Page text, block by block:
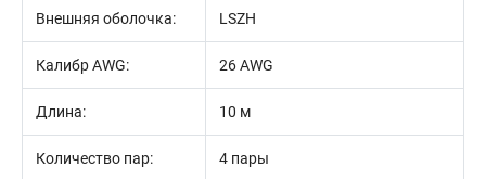
Внешняя оболочка: LSZH
Калибр AWG: 26 AWG
Длина: 10 м
Количество пар: 4 пары